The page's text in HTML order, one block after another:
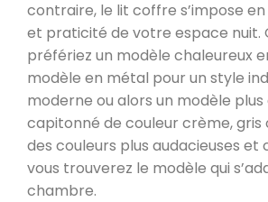
contraire, le lit coffre s’impose
et praticité de votre espace nuit.
préfériez un modèle chaleureux
modèle en métal pour un style
moderne ou alors un modèle plus
capitonné de couleur crème, gris
des couleurs plus audacieuses et
vous trouverez le modèle qui
chambre.